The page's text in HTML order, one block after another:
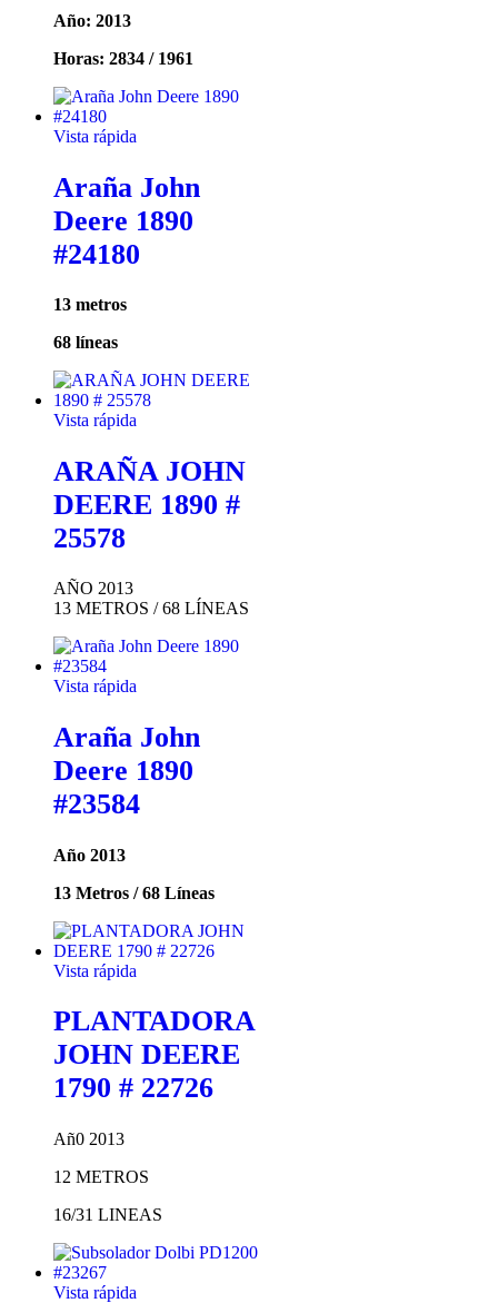
Año: 2013
Horas: 2834 / 1961
Vista rápida
Araña John
Deere 1890
#24180
13 metros
68 líneas
Vista rápida
ARAÑA JOHN
DEERE 1890 #
25578
AÑO 2013
13 METROS / 68 LÍNEAS
Vista rápida
Araña John
Deere 1890
#23584
Año 2013
13 Metros / 68 Líneas
Vista rápida
PLANTADORA
JOHN DEERE
1790 # 22726
Añ0 2013
12 METROS
16/31 LINEAS
Vista rápida